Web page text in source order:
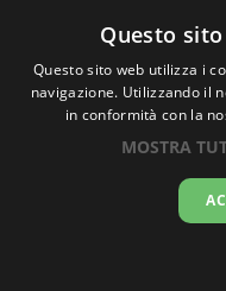
Ora
Questo
Questo sito web utilizza i
navigazione. Utilizzando il
in conformità con la
MOSTRA